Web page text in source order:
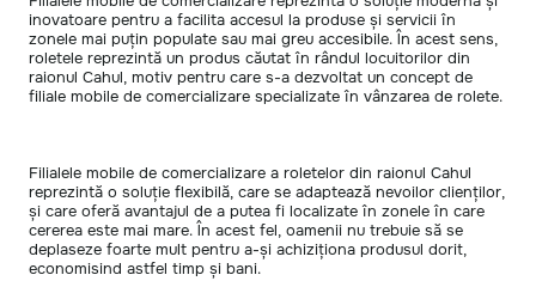
inovatoare pentru a facilita accesul la produse și servicii în
zonele mai puțin populate sau mai greu accesibile. În acest sens,
roletele reprezintă un produs căutat în rândul locuitorilor din
raionul Cahul, motiv pentru care s-a dezvoltat un concept de
filiale mobile de comercializare specializate în vânzarea de rolete.
Filialele mobile de comercializare a roletelor din raionul Cahul
reprezintă o soluție flexibilă, care se adaptează nevoilor clienților,
și care oferă avantajul de a putea fi localizate în zonele în care
cererea este mai mare. În acest fel, oamenii nu trebuie să se
deplaseze foarte mult pentru a-și achiziționa produsul dorit,
economisind astfel timp și bani.